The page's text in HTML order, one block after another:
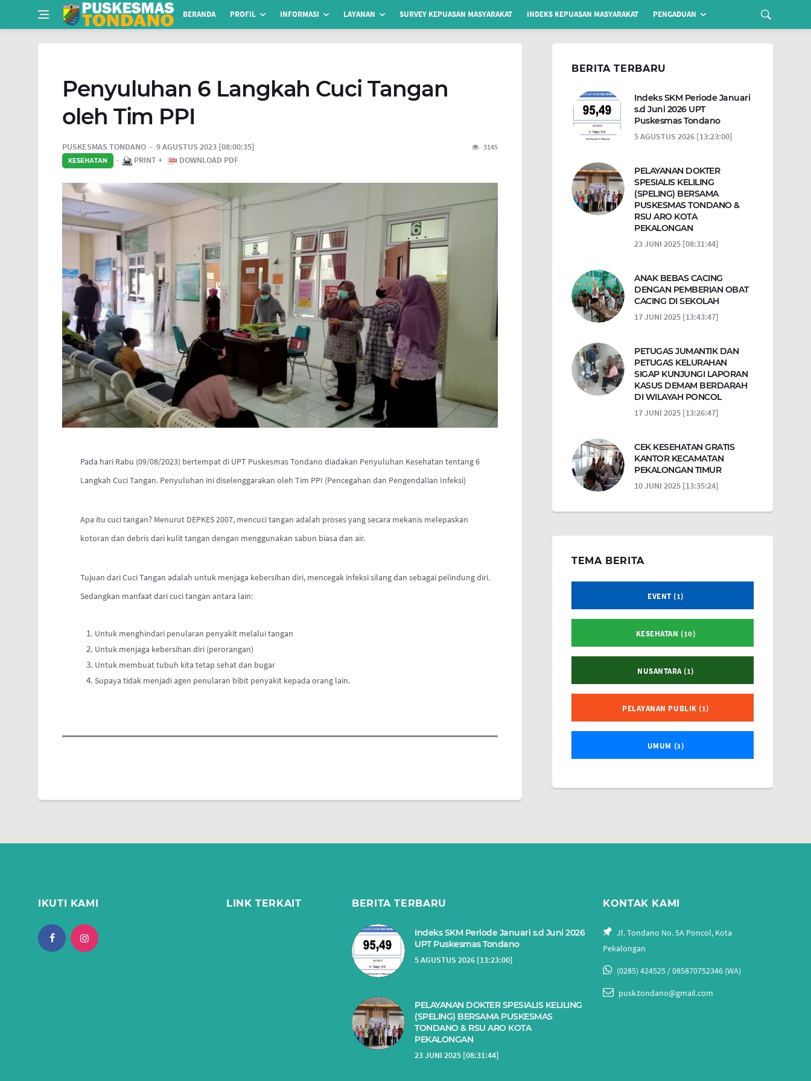
BERANDA PROFIL INFORMASI LAYANAN SURVEY KEPUASAN MASYARAKAT INDEKS KEPUASAN MASYARAKAT PENGADUAN
Penyuluhan 6 Langkah Cuci Tangan
oleh Tim PPI
PUSKESMAS TONDANO 9 AGUSTUS 2023 [08:00:35] 3145
KESEHATAN PRINT + DOWNLOAD PDF
Pada hari Rabu (09/08/2023) bertempat di UPT Puskesmas Tondano diadakan Penyuluhan Kesehatan tentang 6
Langkah Cuci Tangan. Penyuluhan ini diselenggarakan oleh Tim PPI (Pencegahan dan Pengendalian Infeksi)
Apa itu cuci tangan? Menurut DEPKES 2007, mencuci tangan adalah proses yang secara mekanis melepaskan
kotoran dan debris dari kulit tangan dengan menggunakan sabun biasa dan air.
Tujuan dari Cuci Tangan adalah untuk menjaga kebersihan diri, mencegak infeksi silang dan sebagai pelindung diri.
Sedangkan manfaat dari cuci tangan antara lain:
Untuk menghindari penularan penyakit melalui tangan
Untuk menjaga kebersihan diri (perorangan)
Untuk membuat tubuh kita tetap sehat dan bugar
Supaya tidak menjadi agen penularan bibit penyakit kepada orang lain.
BERITA TERBARU
Indeks SKM Periode Januari
s.d Juni 2026 UPT
Puskesmas Tondano
5 AGUSTUS 2026 [13:23:00]
PELAYANAN DOKTER
SPESIALIS KELILING
(SPELING) BERSAMA
PUSKESMAS TONDANO &
RSU ARO KOTA
PEKALONGAN
23 JUNI 2025 [08:31:44]
ANAK BEBAS CACING
DENGAN PEMBERIAN OBAT
CACING DI SEKOLAH
17 JUNI 2025 [13:43:47]
PETUGAS JUMANTIK DAN
PETUGAS KELURAHAN
SIGAP KUNJUNGI LAPORAN
KASUS DEMAM BERDARAH
DI WILAYAH PONCOL
17 JUNI 2025 [13:26:47]
CEK KESEHATAN GRATIS
KANTOR KECAMATAN
PEKALONGAN TIMUR
10 JUNI 2025 [13:35:24]
TEMA BERITA
EVENT (1)
KESEHATAN (10)
NUSANTARA (1)
PELAYANAN PUBLIK (1)
UMUM (3)
IKUTI KAMI LINK TERKAIT BERITA TERBARU
Indeks SKM Periode Januari s.d Juni 2026
UPT Puskesmas Tondano
5 AGUSTUS 2026 [13:23:00]
PELAYANAN DOKTER SPESIALIS KELILING
(SPELING) BERSAMA PUSKESMAS
TONDANO & RSU ARO KOTA
PEKALONGAN
23 JUNI 2025 [08:31:44]
KONTAK KAMI
Jl. Tondano No. 5A Poncol, Kota
Pekalongan
(0285) 424525 / 085870752346 (WA)
pusk.tondano@gmail.com